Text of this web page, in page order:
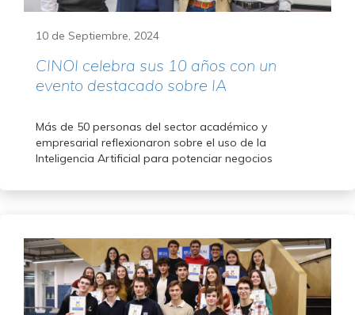
10 de Septiembre, 2024
CINOI celebra sus 10 años con un
evento destacado sobre IA
Más de 50 personas del sector académico y
empresarial reflexionaron sobre el uso de la
Inteligencia Artificial para potenciar negocios